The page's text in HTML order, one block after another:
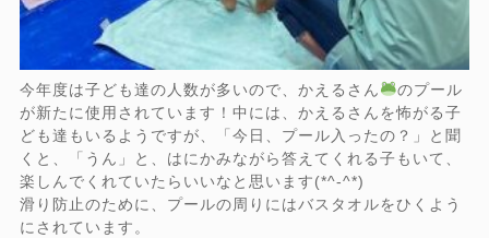
今年度は子ども達の人数が多いので、かえるさん
のプール
が新たに使用されています！中には、かえるさんを怖がる子
ども達もいるようですが、「今日、プール入ったの？」と聞
くと、「うん」と、はにかみながら答えてくれる子もいて、
楽しんでくれていたらいいなと思います(*^-^*)
滑り防止のために、プールの周りにはバスタオルをひくよう
にされています。